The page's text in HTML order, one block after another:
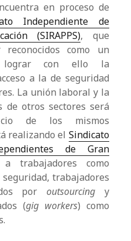
en proceso de
Independiente de
(SIRAPPS), que
como un
lograr con ello la
a la de seguridad
La unión laboral y la
de otros sectores será
de los mismos
realizando el Sindicato
de Gran
trabajadores como
trabajadores
por outsourcingy
(gig workers) como